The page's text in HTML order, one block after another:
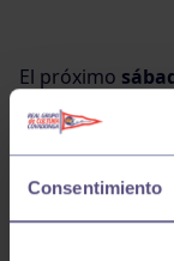
Consentimiento
El próximo
de laSección de
Cultura
Torneo Villa de
Selección